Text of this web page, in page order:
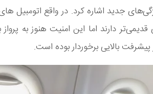
جدید اشاره کرد. در واقع اتومبیل
دارند اما این امنیت هنوز به
بالایی برخوردار بوده است.